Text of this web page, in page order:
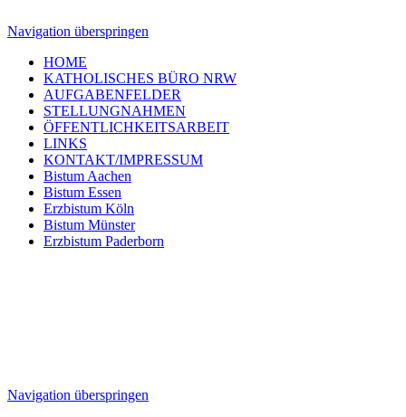
Navigation überspringen
HOME
KATHOLISCHES BÜRO NRW
AUFGABENFELDER
STELLUNGNAHMEN
ÖFFENTLICHKEITSARBEIT
LINKS
KONTAKT/IMPRESSUM
Bistum Aachen
Bistum Essen
Erzbistum Köln
Bistum Münster
Erzbistum Paderborn
Navigation überspringen